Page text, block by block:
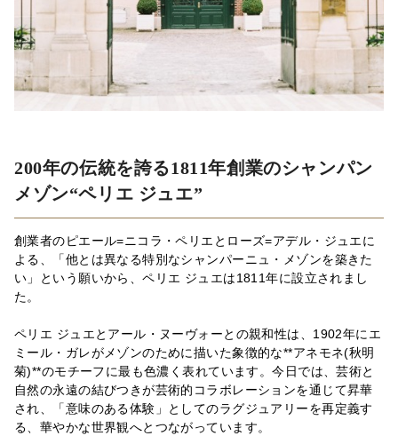
200年の伝統を誇る1811年創業のシャンパン
メゾン“ペリエ ジュエ”
創業者のピエール=ニコラ・ペリエとローズ=アデル・ジュエに
よる、「他とは異なる特別なシャンパーニュ・メゾンを築きた
い」という願いから、ペリエ ジュエは1811年に設立されまし
た。
ペリエ ジュエとアール・ヌーヴォーとの親和性は、1902年にエ
ミール・ガレがメゾンのために描いた象徴的な**アネモネ(秋明
菊)**のモチーフに最も色濃く表れています。今日では、芸術と
自然の永遠の結びつきが芸術的コラボレーションを通じて昇華
され、「意味のある体験」としてのラグジュアリーを再定義す
る、華やかな世界観へとつながっています。